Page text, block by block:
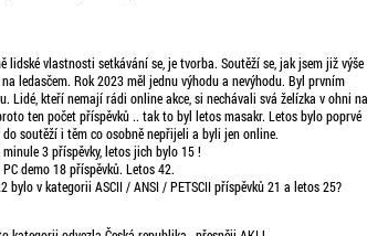
lidské vlastnosti setkávání se, je tvorba. Soutěží se, jak jsem již výše
ledasčem. Rok 2023 měl jednu výhodu a nevýhodu. Byl prvním
Lidé, kteří nemají rádi online akce, si nechávali svá želízka v ohni na
ten počet příspěvků .. tak to byl letos masakr. Letos bylo poprvé
soutěží i těm co osobně nepřijeli a byli jen online.
3 příspěvky, letos jich bylo 15 !
demo 18 příspěvků. Letos 42.
bylo v kategorii ASCII / ANSI / PETSCII příspěvků 21 a letos 25?